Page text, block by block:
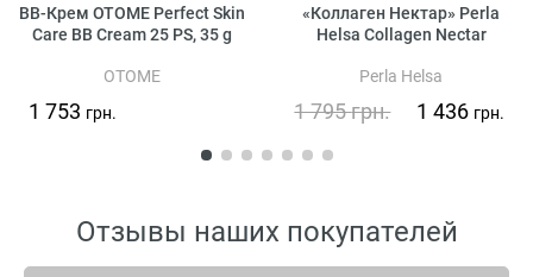
BB-Крем OTOME Perfect Skin
Care BB Cream 25 PS, 35 g
OTOME
1 753 грн.
«Коллаген Нектар» Perla
Helsa Collagen Nectar
Perla Helsa
1 795грн. 1 436 грн.
Отзывы наших покупателей